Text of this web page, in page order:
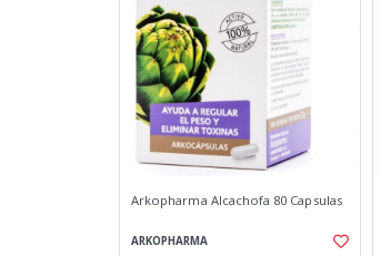
Arkopharma Alcachofa 80 Capsulas
ARKOPHARMA